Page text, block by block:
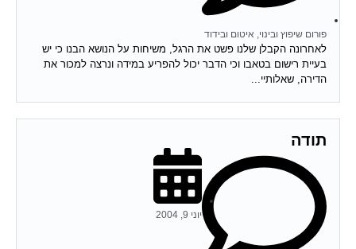
פורום שיפוץ ובינוי, איטום ובידוד
לאחרונה הקבלן שלנו פשט את הרגל, משיחות על הנושא הבנו כי יש
בעיית רישום בטאבו וכי הדבר יכול להפריע במידה ונרצה למכור את
הדירה, שאלותיי...
תודה
יוני 9, 2004